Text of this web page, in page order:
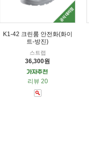
K1-42 크린룸 안전화(화이
트-방진)
스트랩
36,300원
리뷰 20